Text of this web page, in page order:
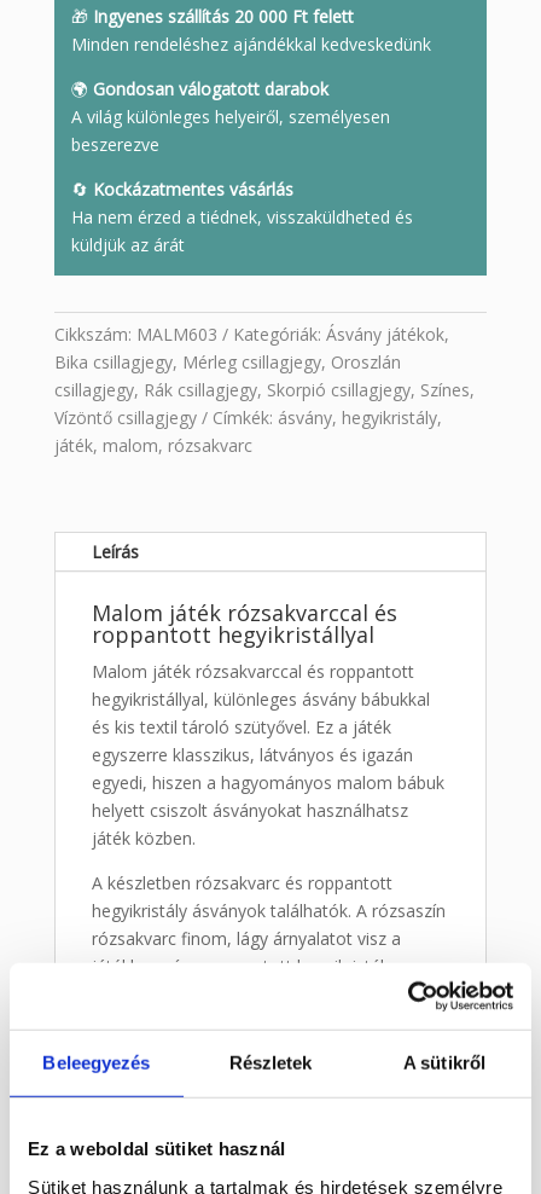
Beleegyezés Részletek A sütikről
Ez a weboldal sütiket használ
Sütiket használunk a tartalmak és hirdetések személyre
🎁 Ingyenes szállítás 20 000 Ft felett
Minden rendeléshez ajándékkal kedveskedünk
🌍 Gondosan válogatott darabok
A világ különleges helyeiről, személyesen
beszerezve
🔄 Kockázatmentes vásárlás
Ha nem érzed a tiédnek, visszaküldheted és
küldjük az árát
Cikkszám: MALM603 Kategóriák: Ásvány játékok,
Bika csillagjegy, Mérleg csillagjegy, Oroszlán
csillagjegy, Rák csillagjegy, Skorpió csillagjegy, Színes,
Vízöntő csillagjegy
Címkék: ásvány, hegyikristály,
játék, malom, rózsakvarc
Leírás
Malom játék rózsakvarccal és
roppantott hegyikristállyal
Malom játék rózsakvarccal és roppantott
hegyikristállyal, különleges ásvány bábukkal
és kis textil tároló szütyővel. Ez a játék
egyszerre klasszikus, látványos és igazán
egyedi, hiszen a hagyományos malom bábuk
helyett csiszolt ásványokat használhatsz
játék közben.
A készletben rózsakvarc és roppantott
hegyikristály ásványok találhatók. A rózsaszín
rózsakvarc finom, lágy árnyalatot visz a
játékba, míg a roppantott hegyikristály
elkülönül egymástól, így játék közben is
könnyen megkülönböztethetőek a bábuk.
családi játékhoz, ajándéknak,
ásványkedvelőknek vagy különleges